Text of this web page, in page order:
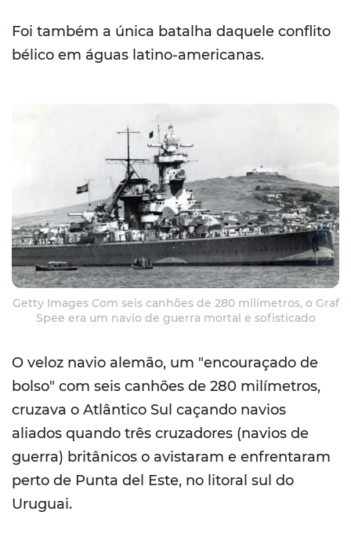
Foi também a única batalha daquele conflito
bélico em águas latino-americanas.
Getty Images Com seis canhões de 280 milímetros, o Graf
Spee era um navio de guerra mortal e sofisticado
O veloz navio alemão, um "encouraçado de
bolso" com seis canhões de 280 milímetros,
cruzava o Atlântico Sul caçando navios
aliados quando três cruzadores (navios de
guerra) britânicos o avistaram e enfrentaram
perto de Punta del Este, no litoral sul do
Uruguai.